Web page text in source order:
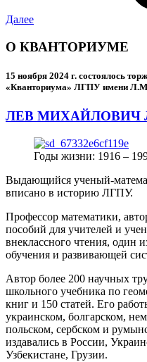
Далее
О КВАНТОРИУМЕ
15 ноября 2024 г. состоялось
«Кванториума» ЛГПУ имени
ЛЕВ МИХАЙЛОВИЧ
Годы жизни: 1916 –
Выдающийся ученый-
вписано в историю ЛГПУ.
Профессор математики,
пособий для учителей и
внеклассного чтения, один
обучения и развивающей
Автор более 200 научных
школьного учебника по
книг и 150 статей. Его
украинском, болгарском,
польском, сербском и
издавались в России,
Узбекистане, Грузии.